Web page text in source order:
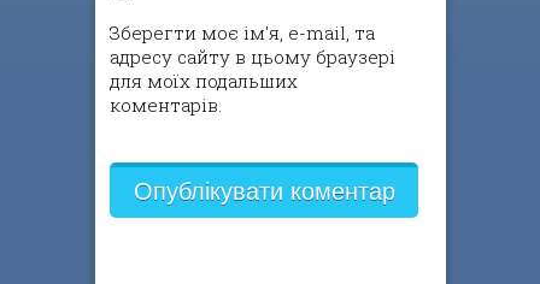
Зберегти моє ім'я, e-mail, та
адресу сайту в цьому браузері
для моїх подальших
коментарів.